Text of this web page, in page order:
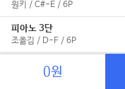
원키 / C#-E / 6P
피아노 3단
조옮김 / D-F / 6P
피아노 2단
원키 / C#-E / 5P
0원